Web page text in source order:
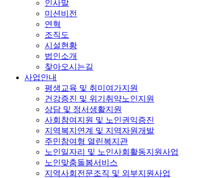
인사말
미션비전
연혁
조직도
시설현황
법인소개
찾아오시는길
사업안내
평생교육 및 취미여가지원
건강증진 및 위기취약노인지원
상담 및 정서생활지원
사회참여지원 및 노인권익증진
지역복지연계 및 지역자원개발
주민참여형 열린복지관
노인일자리 및 노인사회활동지원사업
노인맞춤돌봄서비스
지역사회전문조직 및 외부지원사업